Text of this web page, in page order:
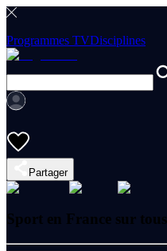
Programmes TVDisciplines
Partager
Sport en France sur